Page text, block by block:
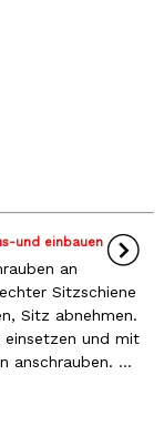
und einbauen
an
Sitzschiene
Sitz abnehmen.
einsetzen und mit
anschrauben. ...